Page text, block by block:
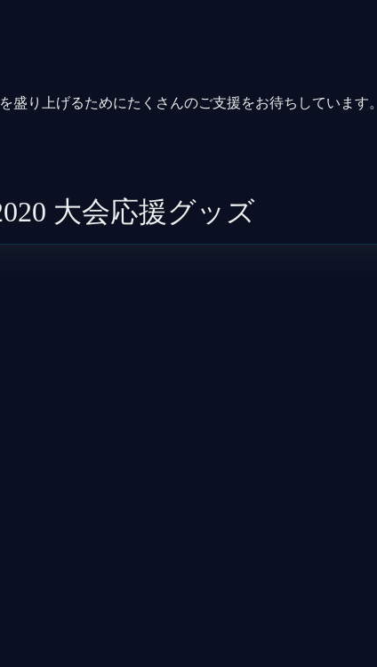
り上げるためにたくさんのご支援をお待ちしています。
大会応援グッズ